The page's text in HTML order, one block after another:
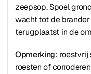
zeepsop. Spoel
wacht tot de
terugplaatst in de
Opmerking: roestvrij
roesten of